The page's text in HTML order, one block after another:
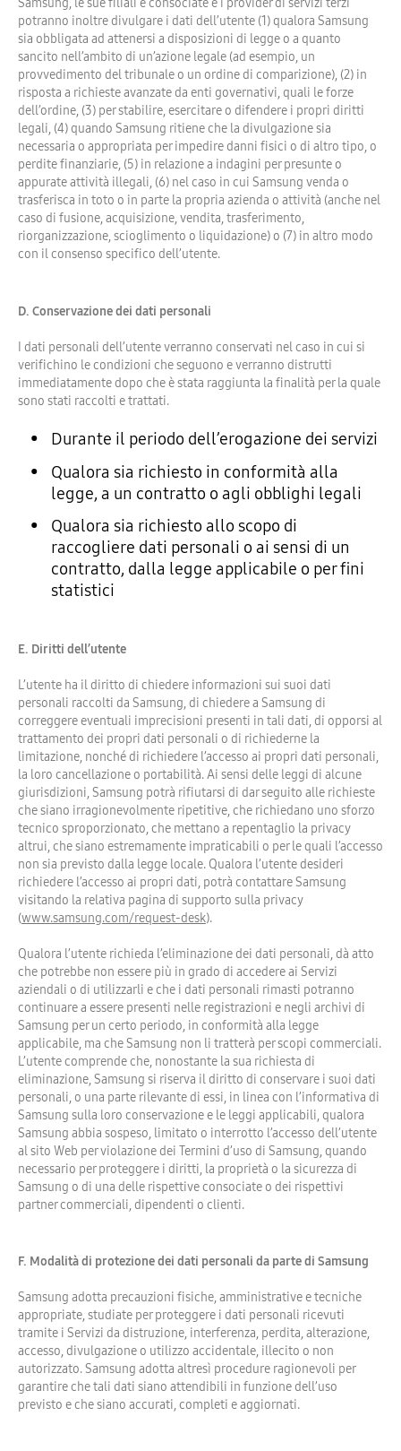
potranno inoltre divulgare i dati dell’utente (1) qualora Samsung
sia obbligata ad attenersi a disposizioni di legge o a quanto
sancito nell’ambito di un’azione legale (ad esempio, un
provvedimento del tribunale o un ordine di comparizione), (2) in
risposta a richieste avanzate da enti governativi, quali le forze
dell’ordine, (3) per stabilire, esercitare o difendere i propri diritti
legali, (4) quando Samsung ritiene che la divulgazione sia
necessaria o appropriata per impedire danni fisici o di altro tipo, o
perdite finanziarie, (5) in relazione a indagini per presunte o
appurate attività illegali, (6) nel caso in cui Samsung venda o
trasferisca in toto o in parte la propria azienda o attività (anche nel
caso di fusione, acquisizione, vendita, trasferimento,
riorganizzazione, scioglimento o liquidazione) o (7) in altro modo
con il consenso specifico dell’utente.
D. Conservazione dei dati personali
I dati personali dell’utente verranno conservati nel caso in cui si
verifichino le condizioni che seguono e verranno distrutti
immediatamente dopo che è stata raggiunta la finalità per la quale
sono stati raccolti e trattati.
Durante il periodo dell’erogazione dei servizi
Qualora sia richiesto in conformità alla
legge, a un contratto o agli obblighi legali
Qualora sia richiesto allo scopo di
raccogliere dati personali o ai sensi di un
contratto, dalla legge applicabile o per fini
statistici
E. Diritti dell’utente
L’utente ha il diritto di chiedere informazioni sui suoi dati
personali raccolti da Samsung, di chiedere a Samsung di
correggere eventuali imprecisioni presenti in tali dati, di opporsi al
trattamento dei propri dati personali o di richiederne la
limitazione, nonché di richiedere l’accesso ai propri dati personali,
la loro cancellazione o portabilità. Ai sensi delle leggi di alcune
giurisdizioni, Samsung potrà rifiutarsi di dar seguito alle richieste
che siano irragionevolmente ripetitive, che richiedano uno sforzo
tecnico sproporzionato, che mettano a repentaglio la privacy
altrui, che siano estremamente impraticabili o per le quali l’accesso
non sia previsto dalla legge locale. Qualora l’utente desideri
richiedere l’accesso ai propri dati, potrà contattare Samsung
visitando la relativa pagina di supporto sulla privacy
(www.samsung.com/request-desk).
Qualora l’utente richieda l’eliminazione dei dati personali, dà atto
che potrebbe non essere più in grado di accedere ai Servizi
aziendali o di utilizzarli e che i dati personali rimasti potranno
continuare a essere presenti nelle registrazioni e negli archivi di
Samsung per un certo periodo, in conformità alla legge
applicabile, ma che Samsung non li tratterà per scopi commerciali.
L’utente comprende che, nonostante la sua richiesta di
eliminazione, Samsung si riserva il diritto di conservare i suoi dati
personali, o una parte rilevante di essi, in linea con l’informativa di
Samsung sulla loro conservazione e le leggi applicabili, qualora
Samsung abbia sospeso, limitato o interrotto l’accesso dell’utente
al sito Web per violazione dei Termini d’uso di Samsung, quando
necessario per proteggere i diritti, la proprietà o la sicurezza di
Samsung o di una delle rispettive consociate o dei rispettivi
partner commerciali, dipendenti o clienti.
F. Modalità di protezione dei dati personali da parte di Samsung
Samsung adotta precauzioni fisiche, amministrative e tecniche
appropriate, studiate per proteggere i dati personali ricevuti
tramite i Servizi da distruzione, interferenza, perdita, alterazione,
accesso, divulgazione o utilizzo accidentale, illecito o non
autorizzato. Samsung adotta altresì procedure ragionevoli per
garantire che tali dati siano attendibili in funzione dell’uso
previsto e che siano accurati, completi e aggiornati.